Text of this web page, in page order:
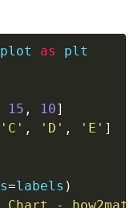
as plt
15 , 10]
'C' , 'D' , 'E' ]
=labels )